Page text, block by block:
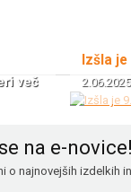
več
Izšla
2.06.2025
na e-novice!
o najnovejših izdelkih